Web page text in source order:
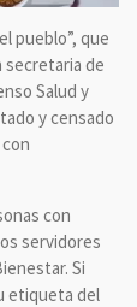
pueblo”, que
secretaria de
Salud y
y censado
con
servidores
Si
etiqueta del